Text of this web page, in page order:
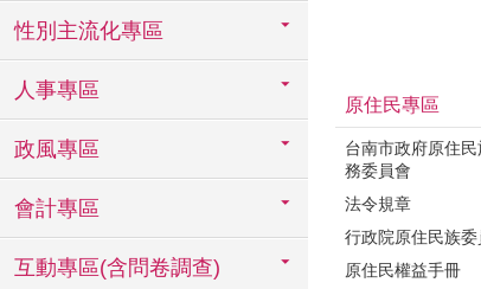
性別主流化專區
人事專區
政風專區
會計專區
互動專區(含問卷調查)
原住民專區
台南市政府原住
務委員會
法令規章
行政院原住民族委
原住民權益手冊